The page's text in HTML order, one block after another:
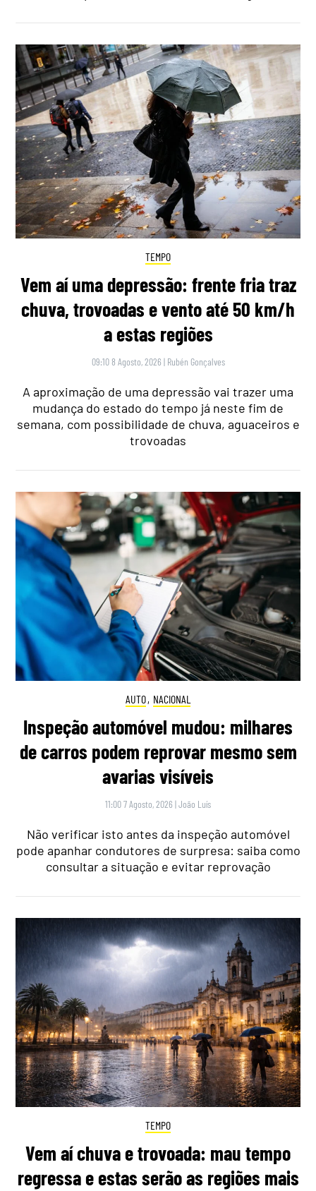
TEMPO
Vem aí uma depressão: frente fria traz
chuva, trovoadas e vento até 50 km/h
a estas regiões
09:10 8 Agosto, 2026 | Rubén Gonçalves
A aproximação de uma depressão vai trazer uma
mudança do estado do tempo já neste fim de
semana, com possibilidade de chuva, aguaceiros e
trovoadas
AUTO, NACIONAL
Inspeção automóvel mudou: milhares
de carros podem reprovar mesmo sem
avarias visíveis
11:00 7 Agosto, 2026 |João Luís
Não verificar isto antes da inspeção automóvel
pode apanhar condutores de surpresa: saiba como
consultar a situação e evitar reprovação
TEMPO
Vem aí chuva e trovoada: mau tempo
regressa e estas serão as regiões mais